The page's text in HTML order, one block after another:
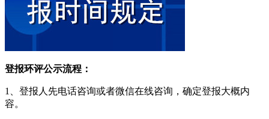
登报环评公示流程：
1、登报人先电话咨询或者微信在线咨询，确定登报大概内
容。